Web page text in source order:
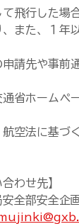
て飛行した場
、また、１年
申請先や事前
通省ホー
航空法に基づ
合わせ先】
安全部安全企